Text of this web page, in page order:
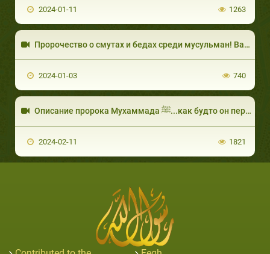
2024-01-11 1263
2024-01-03 740
Описание пророка Мухаммада ﷺ...как будто он перед тобой.
2024-02-11 1821